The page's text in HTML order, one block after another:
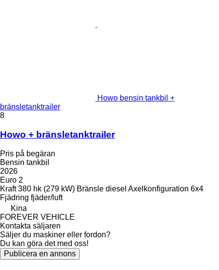
Howo bensin tankbil +
bränsletanktrailer
8
Howo + bränsletanktrailer
Pris på begäran
Bensin tankbil
2026
Euro 2
Kraft 380 hk (279 kW) Bränsle diesel Axelkonfiguration 6x4
Fjädring fjäder/luft
Kina
FOREVER VEHICLE
Kontakta säljaren
Säljer du maskiner eller fordon?
Du kan göra det med oss!
Publicera en annons